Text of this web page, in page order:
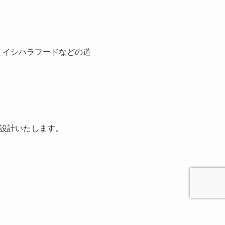
シハラフードなどの道
計いたします。